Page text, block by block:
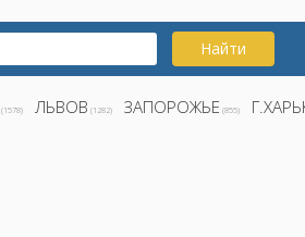
Найти
(1578) ЛЬВОВ (1282) ЗАПОРОЖЬЕ (855)